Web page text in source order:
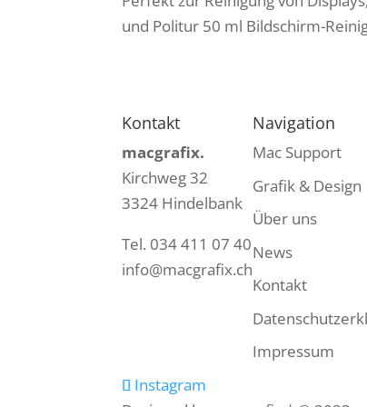
und Politur 50 ml Bildschirm-
Kontakt
macgrafix.
Kirchweg 32
3324 Hindelbank
Tel. 034 411 07 40
info@macgrafix.ch
Navigation
Mac Support
Grafik & Design
Über uns
News
Kontakt
Impressum
Instagram